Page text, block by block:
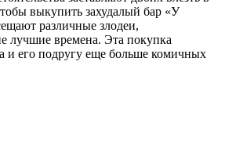
выкупить захудалый бар «У
различные злодеи,
лучшие времена. Эта покупка
и его подругу еще больше комичных